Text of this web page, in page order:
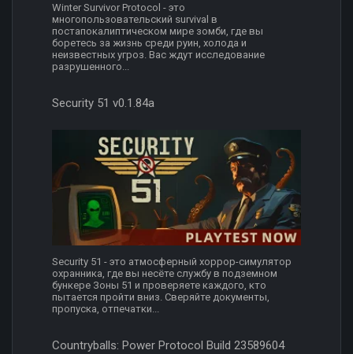
Winter Survivor Protocol - это
многопользовательский survival в
постапокалиптическом мире зомби, где вы
боретесь за жизнь среди руин, холода и
неизвестных угроз. Вас ждут исследование
разрушенного...
Security 51 v0.1.84a
Security 51 - это атмосферный хоррор-симулятор
охранника, где вы несёте службу в подземном
бункере Зоны 51 и проверяете каждого, кто
пытается пройти вниз. Сверяйте документы,
пропуска, отпечатки...
Countryballs: Power Protocol Build 23589604